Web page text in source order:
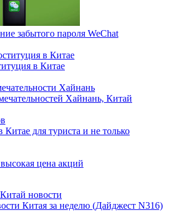
забытого пароля WeChat
в Китае
Хайнань, Китай
Китае для туриста и не только
цена акций
Китая за неделю (Дайджест N316)